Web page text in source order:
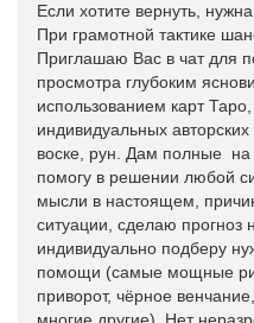
Если хотите вернуть,
При грамотной тактике
Приглашаю Вас в чат для
просмотра глубоким
использованием карт
индивидуальных
воске, рун. Дам полные
помогу в решении любой
мысли в настоящем,
ситуации, сделаю прогноз
индивидуально подберу
помощи (самые мощные
приворот, чёрное